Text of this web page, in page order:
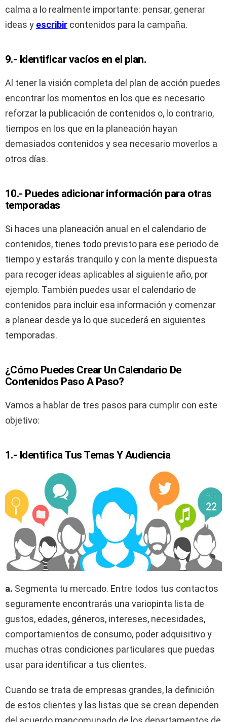
calma a lo realmente importante: pensar, generar
ideas y escribir contenidos para la campaña.
9.- Identificar vacíos en el plan.
Al tener la visión completa del plan de acción puedes
encontrar los momentos en los que es necesario
reforzar la publicación de contenidos o, lo contrario,
tiempos en los que en la planeación hayan
demasiados contenidos y sea necesario moverlos a
otros días.
10.- Puedes adicionar información para otras
temporadas
Si haces una planeación anual en el calendario de
contenidos, tienes todo previsto para ese periodo de
tiempo y estarás tranquilo y con la mente dispuesta
para recoger ideas aplicables al siguiente año, por
ejemplo. También puedes usar el calendario de
contenidos para incluir esa información y comenzar
a planear desde ya lo que sucederá en siguientes
temporadas.
¿Cómo Puedes Crear Un Calendario De
Contenidos Paso A Paso?
Vamos a hablar de tres pasos para cumplir con este
objetivo:
1.- Identifica Tus Temas Y Audiencia
a. Segmenta tu mercado. Entre todos tus contactos
seguramente encontrarás una variopinta lista de
gustos, edades, géneros, intereses, necesidades,
comportamientos de consumo, poder adquisitivo y
muchas otras condiciones particulares que puedas
usar para identificar a tus clientes.
Cuando se trata de empresas grandes, la definición
de estos clientes y las listas que se crean dependen